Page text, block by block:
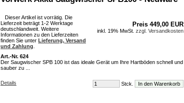
Dieser Artikel ist vorrätig. Die
Lieferzeit beträgt 1-2 Werktage
deutschlandweit. Weitere
Informationen zu den Lieferzeiten
finden Sie unter Lieferung, Versand
und Zahlung
Preis 449,00 EUR
inkl. 19% MwSt. zzgl. Versandkosten
Art.-Nr. 624
Der Saugwischer SPB 100 ist das ideale Gerät um Ihre Hartböden schnell und
sauber zu ...
Details Stck.